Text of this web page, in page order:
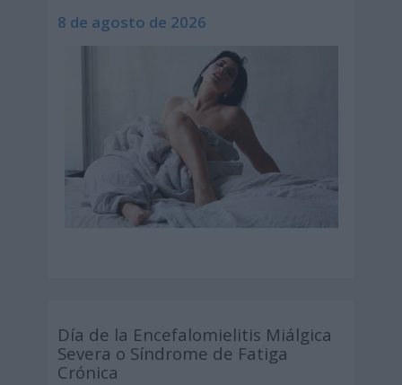
8 de agosto de 2026
Día de la Encefalomielitis Miálgica
Severa o Síndrome de Fatiga
Crónica